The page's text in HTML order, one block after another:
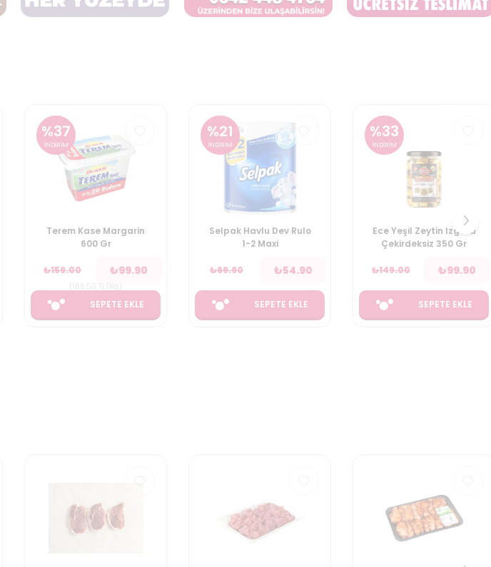
%21
İNDİRİM
Selpak Havlu Dev Rulo
1-2 Maxi
₺69.90 ₺54.90
SEPETE EKLE
%33
İNDİRİM
Ece Yeşil Zeytin Izgara
Çekirdeksiz 350 Gr
₺149.00 ₺99.90
SEPETE EKLE
%40
İNDİRİM
Calve Set Acısız
Ketçap 610 Gr & Light
₺199.90 ₺119.90
SEPETE EKLE